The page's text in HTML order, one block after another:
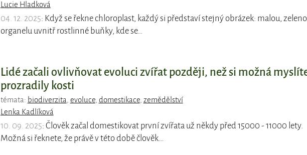
Lucie Hladková
04. 12. 2025: Když se řekne chloroplast, každý si představí stejný obrázek: malou,
organelu uvnitř rostlinné buňky, kde se…
Lidé začali ovlivňovat evoluci zvířat později, než si možná
prozradily kosti
témata: biodiverzita evoluce, domestikace, zemědělství
Lenka Kadlíková
10. 09. 2025: Člověk začal domestikovat první zvířata už někdy před 15000 - 11000 lety.
Možná si řeknete, že právě v této době člověk…